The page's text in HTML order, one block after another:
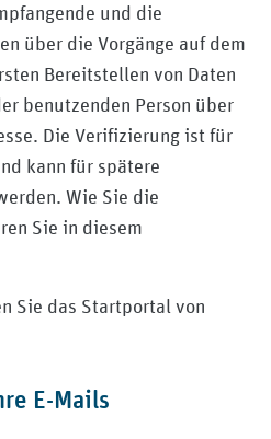
und die
über die Vorgänge auf dem
Bereitstellen von Daten
benutzenden Person über
Die Verifizierung ist für
kann für spätere
Wie Sie die
Sie in diesem
Sie das Startportal von
E-Mails